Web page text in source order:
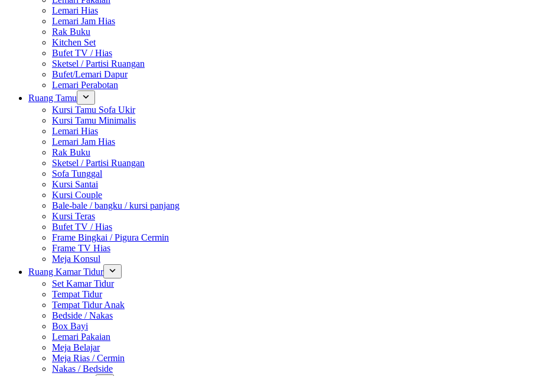
Lemari Hias
Lemari Jam Hias
Rak Buku
Kitchen Set
Bufet TV / Hias
Sketsel / Partisi Ruangan
Bufet/Lemari Dapur
Lemari Perabotan
Ruang Tamu
Kursi Tamu Sofa Ukir
Kursi Tamu Minimalis
Lemari Hias
Lemari Jam Hias
Rak Buku
Sketsel / Partisi Ruangan
Sofa Tunggal
Kursi Santai
Kursi Couple
Bale-bale / bangku / kursi panjang
Kursi Teras
Bufet TV / Hias
Frame Bingkai / Pigura Cermin
Frame TV Hias
Meja Konsul
Ruang Kamar Tidur
Set Kamar Tidur
Tempat Tidur
Tempat Tidur Anak
Bedside / Nakas
Box Bayi
Lemari Pakaian
Meja Belajar
Meja Rias / Cermin
Nakas / Bedside